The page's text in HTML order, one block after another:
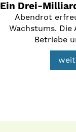
Ein Drei-
Abendrot
Wachstums. Die
Betriebe